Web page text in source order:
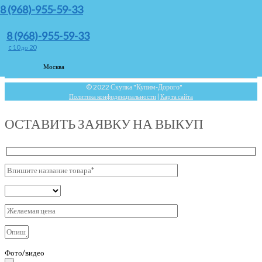
8 (968)-955-59-33
8 (968)-955-59-33
c 10 до 20
Москва
м Войковская (15 метров)
Ежедневно с 10 — 20
© 2022 Скупка "Купим-Дорого"
Политика конфиденциальности Карта сайта
ОСТАВИТЬ ЗАЯВКУ НА ВЫКУП
Фото/видео